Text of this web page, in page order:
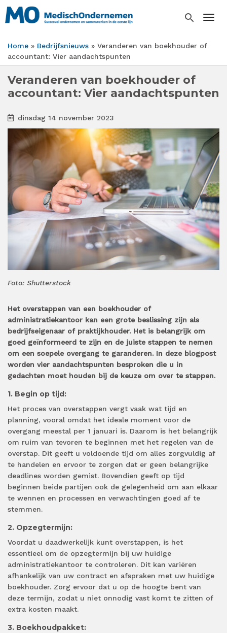
Overslaan
en
inhoud
gaan
search
Kruimelpad
Home Bedrijfsnieuws
Veranderen van boekhouder of
accountant: Vier aandachtspunten
Veranderen van boekhouder of
accountant: Vier aandachtspunten
dinsdag 14 november 2023
Foto: Shutterstock
Het overstappen van een boekhouder of
administratiekantoor kan een grote beslissing zijn als
bedrijfseigenaar of praktijkhouder. Het is belangrijk om
goed geïnformeerd te zijn en de juiste stappen te nemen
om een soepele overgang te garanderen. In deze blogpost
worden vier aandachtspunten besproken die u in
gedachten moet houden bij de keuze om over te stappen.
1. Begin op tijd:
Het proces van overstappen vergt vaak wat tijd en
planning, vooral omdat het ideale moment voor de
overgang meestal per 1 januari is. Daarom is het belangrijk
om ruim van tevoren te beginnen met het regelen van de
overstap. Dit geeft u voldoende tijd om alles zorgvuldig af
te handelen en ervoor te zorgen dat er geen belangrijke
deadlines worden gemist. Bovendien geeft op tijd
beginnen beide partijen ook de gelegenheid om aan elkaar
te wennen en processen en verwachtingen goed af te
stemmen.
2. Opzegtermijn:
Voordat u daadwerkelijk kunt overstappen, is het
essentieel om de opzegtermijn bij uw huidige
administratiekantoor te controleren. Dit kan variëren
afhankelijk van uw contract en afspraken met uw huidige
boekhouder. Zorg ervoor dat u op de hoogte bent van
deze termijn, zodat u niet onnodig vast komt te zitten of
extra kosten maakt.
3. Boekhoudpakket: